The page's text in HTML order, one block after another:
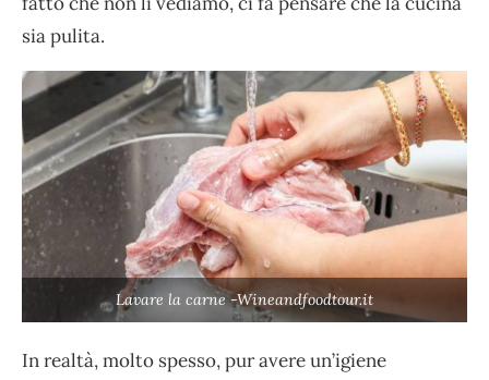
sia pulita.
Lavare la carne -Wineandfoodtour.it
In realtà, molto spesso, pur avere un’igiene